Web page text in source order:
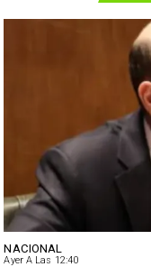
NACIONAL
Ayer A Las 12:40